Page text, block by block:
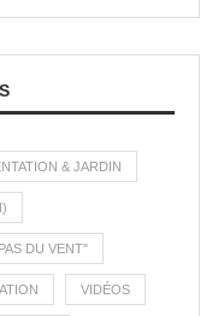
& JARDIN
DU VENT"
VIDÉOS